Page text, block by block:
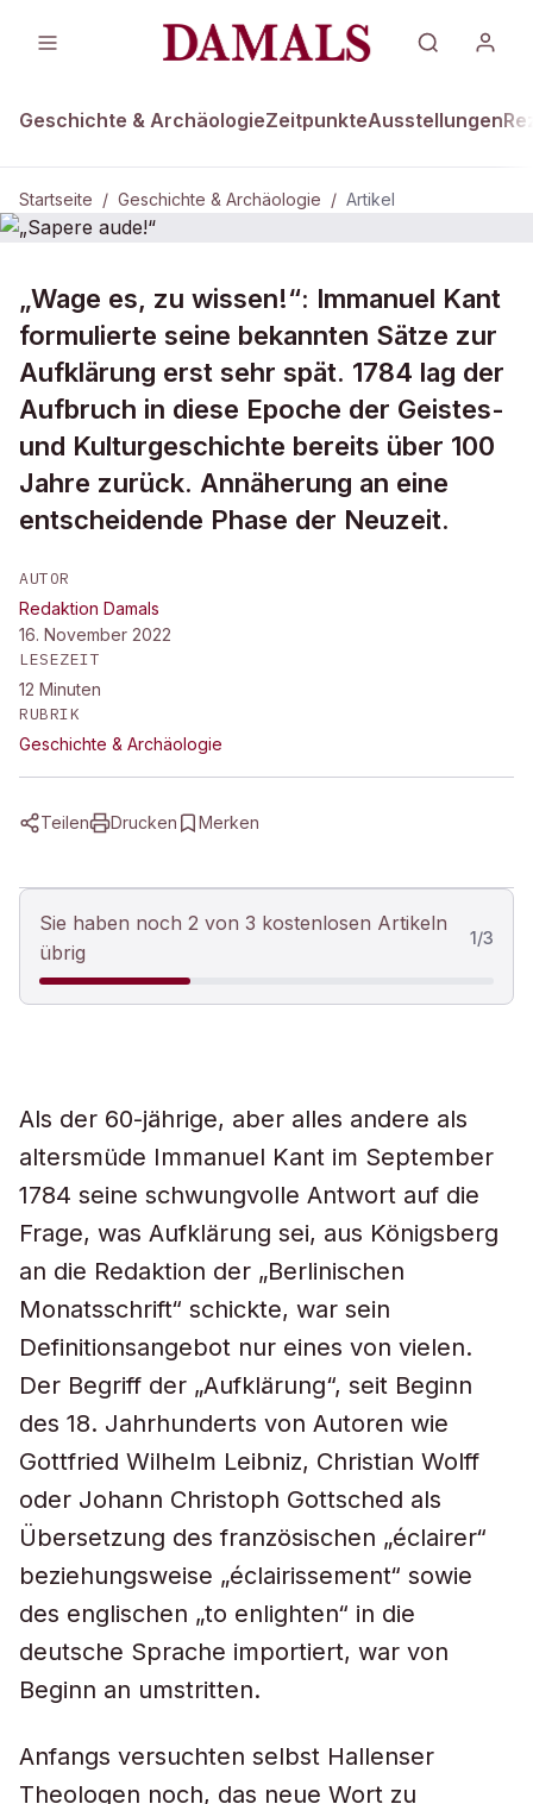
Geschichte & ArchäologieZeitpunkteAusstellungen
Startseite / Geschichte & Archäologie / Artikel
GESCHICHTE & ARCHÄOLOGIE
„Sapere aude!“
„Wage es, zu wissen!“: Immanuel Kant
formulierte seine bekannten Sätze zur
Aufklärung erst sehr spät. 1784 lag der
Aufbruch in diese Epoche der Geistes-
und Kulturgeschichte bereits über 100
Jahre zurück. Annäherung an eine
entscheidende Phase der Neuzeit.
AUTOR
Redaktion Damals
16. November 2022
LESEZEIT
12 Minuten
RUBRIK
Geschichte & Archäologie
Teilen Drucken Merken
Sie haben noch 2 von 3 kostenlosen Artikeln
übrig
1/3
Als der 60-jährige, aber alles andere als
altersmüde Immanuel Kant im September
1784 seine schwungvolle Antwort auf die
Frage, was Aufklärung sei, aus Königsberg
an die Redaktion der „Berlinischen
Monatsschrift“ schickte, war sein
Definitionsangebot nur eines von vielen.
Der Begriff der „Aufklärung“, seit Beginn
des 18. Jahrhunderts von Autoren wie
Gottfried Wilhelm Leibniz, Christian Wolff
oder Johann Christoph Gottsched als
Übersetzung des französischen „éclairer“
beziehungsweise „éclairissement“ sowie
des englischen „to enlighten“ in die
deutsche Sprache importiert, war von
Beginn an umstritten.
Anfangs versuchten selbst Hallenser
Theologen noch, das neue Wort zu